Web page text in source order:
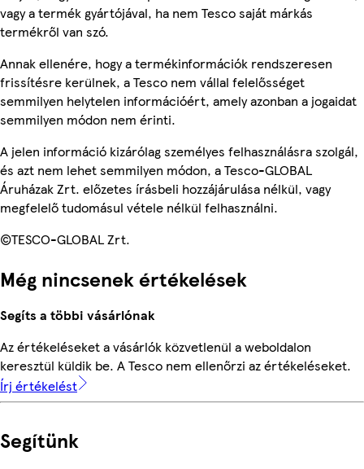
vagy a termék gyártójával, ha nem Tesco saját márkás
termékről van szó.
Annak ellenére, hogy a termékinformációk rendszeresen
frissítésre kerülnek, a Tesco nem vállal felelősséget
semmilyen helytelen információért, amely azonban a jogaidat
semmilyen módon nem érinti.
A jelen információ kizárólag személyes felhasználásra szolgál,
és azt nem lehet semmilyen módon, a Tesco-GLOBAL
Áruházak Zrt. előzetes írásbeli hozzájárulása nélkül, vagy
megfelelő tudomásul vétele nélkül felhasználni.
©TESCO-GLOBAL Zrt.
Még nincsenek értékelések
Segíts a többi vásárlónak
Az értékeléseket a vásárlók közvetlenül a weboldalon
keresztül küldik be. A Tesco nem ellenőrzi az értékeléseket.
Írj értékelést
Segítünk